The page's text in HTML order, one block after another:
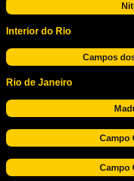
Interior do Rio
Campos
Rio de Janeiro
Campo
Campo